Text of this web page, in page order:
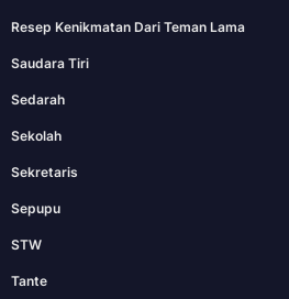
Resep Kenikmatan Dari Teman Lama
Saudara Tiri
Sedarah
Sekolah
Sekretaris
Sepupu
STW
Tante